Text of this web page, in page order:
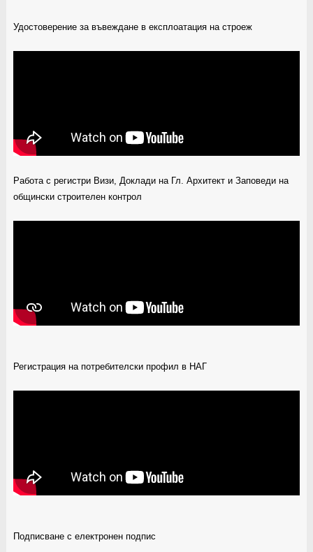
Удостоверение за въвеждане в експлоатация на строеж
Работа с регистри Визи, Доклади на Гл. Архитект и Заповеди на
общински строителен контрол
Регистрация на потребителски профил в НАГ
Подписване с електронен подпис